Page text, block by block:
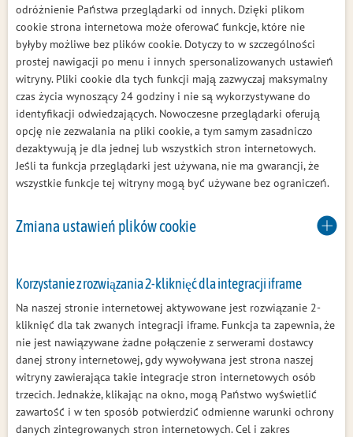
odróżnienie Państwa przeglądarki od innych. Dzięki plikom
cookie strona internetowa może oferować funkcje, które nie
byłyby możliwe bez plików cookie. Dotyczy to w szczególności
prostej nawigacji po menu i innych spersonalizowanych ustawień
witryny. Pliki cookie dla tych funkcji mają zazwyczaj maksymalny
czas życia wynoszący 24 godziny i nie są wykorzystywane do
identyfikacji odwiedzających. Nowoczesne przeglądarki oferują
opcję nie zezwalania na pliki cookie, a tym samym zasadniczo
dezaktywują je dla jednej lub wszystkich stron internetowych.
Jeśli ta funkcja przeglądarki jest używana, nie ma gwarancji, że
wszystkie funkcje tej witryny mogą być używane bez ograniczeń.
Zmiana ustawień plików cookie
Korzystanie z rozwiązania 2-kliknięć dla integracji iframe
Na naszej stronie internetowej aktywowane jest rozwiązanie 2-
kliknięć dla tak zwanych integracji iframe. Funkcja ta zapewnia, że
nie jest nawiązywane żadne połączenie z serwerami dostawcy
danej strony internetowej, gdy wywoływana jest strona naszej
witryny zawierająca takie integracje stron internetowych osób
trzecich. Jednakże, klikając na okno, mogą Państwo wyświetlić
zawartość i w ten sposób potwierdzić odmienne warunki ochrony
danych zintegrowanych stron internetowych. Cel i zakres